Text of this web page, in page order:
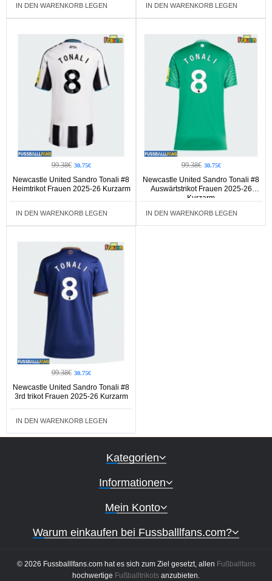
IN DEN WARENKORB LEGEN IN DEN WARENKORB LEGEN
99.38€ 30.75€
Newcastle United Sandro Tonali #8
Heimtrikot Frauen 2025-26 Kurzarm
IN DEN WARENKORB LEGEN
99.38€ 30.75€
Newcastle United Sandro Tonali #8
Auswärtstrikot Frauen 2025-26
Kurzarm
IN DEN WARENKORB LEGEN
99.38€ 30.75€
Newcastle United Sandro Tonali #8
3rd trikot Frauen 2025-26 Kurzarm
IN DEN WARENKORB LEGEN
Kategorien
Informationen
Mein Konto
Warum einkaufen bei Fussballlfans.com?
© 2026 Fussballlfans.com hat es sich zum Ziel gesetzt, allen Fußballfans
hochwertige Fußballtrikots anzubieten.